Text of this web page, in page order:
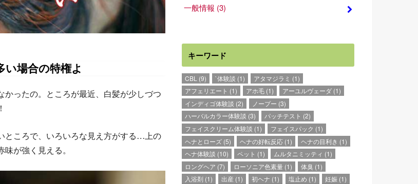
場合の特権よ
ったの。ところが最近、白髪が少しづつ
ところで、いろいろな見え方がする…上の
が強く見える。
一般情報 (3)
キーワード
CBL (9) `体験談 (1) アタマジラミ (1)
アフェリエート (1) アホ毛 (1) アーユルヴェーダ (1)
インディゴ体験談 (2) ノープー (3)
ハーバルカラー体験談 (3) パッチテスト (2)
フェイスクリーム体験談 (1) フェイスパック (1)
ヘナとローズ (5) ヘナの好転反応 (1) ヘナの目利き (1)
ヘナ体験談 (10) ペット (1) ムルタニミッティ (1)
ロングヘア (7) ローソニア色素量 (1) 体臭 (1)
入浴剤 (1) 出産 (1) 初ヘナ (1) 塩止め (1) 妊娠(1)